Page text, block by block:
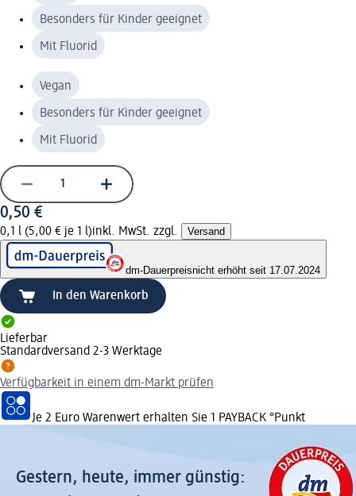
Besonders für Kinder geeignet
Mit Fluorid
Vegan
Besonders für Kinder geeignet
Mit Fluorid
0,50 €
0,1 l (5,00 € je 1 l)inkl. MwSt. zzgl. Versand
dm-Dauerpreisnicht erhöht seit 17.07.2024
In den Warenkorb
Lieferbar
Standardversand 2-3 Werktage
Verfügbarkeit in einem dm-Markt prüfen
Je 2 Euro Warenwert erhalten Sie 1 PAYBACK °Punkt
Gestern, heute, immer günstig: